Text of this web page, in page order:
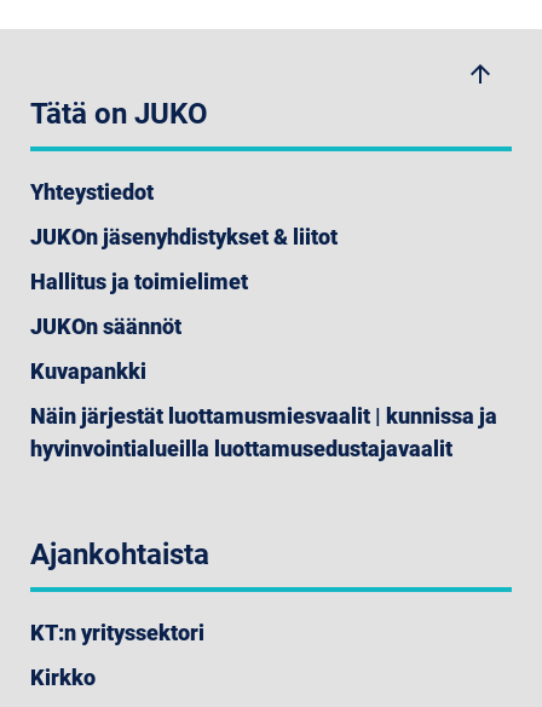
arrow_upwards
Tätä on JUKO
Yhteystiedot
JUKOn jäsenyhdistykset & liitot
Hallitus ja toimielimet
JUKOn säännöt
Kuvapankki
Näin järjestät luottamusmiesvaalit | kunnissa ja
hyvinvointialueilla luottamusedustajavaalit
Ajankohtaista
KT:n yrityssektori
Kirkko